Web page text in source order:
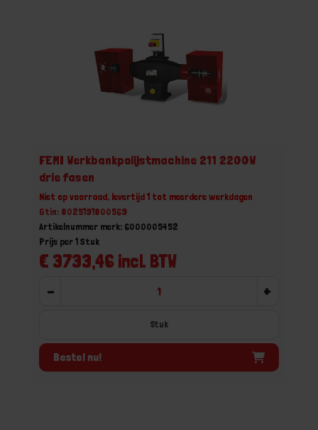
FEMI Werkbankpolijstmachine 211 2200W
drie fasen
Niet op voorraad, levertijd 1 tot meerdere werkdagen
Gtin: 8025191800569
Artikelnummer merk: 6000005452
€ 3733,46 incl. BTW
Prijs per 1 Stuk
- +
Stuk
Bestel nu!